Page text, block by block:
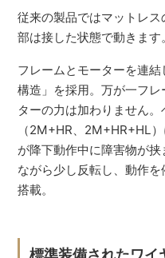
従来の製品ではマットレ
部は接した状態で動きます。
フレームとモーターを連
構造」を採用。万が一フ
ターの力は加わりません
（2M+HR、2M+HR+HL
が降下動作中に障害物が
ながら少し反転し、動作
搭載。
標準装備されたワイ